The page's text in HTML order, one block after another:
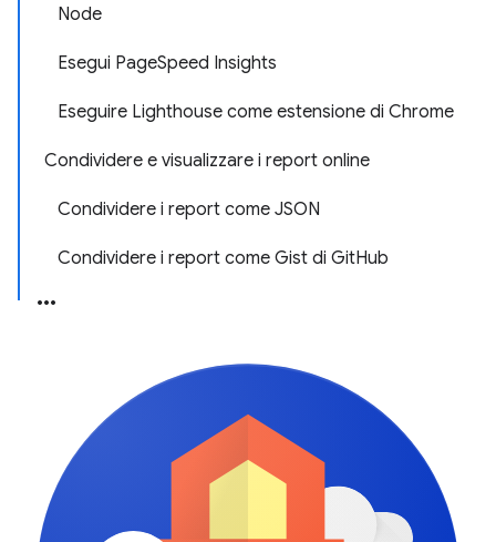
Node
Esegui PageSpeed Insights
Eseguire Lighthouse come estensione di Chrome
Condividere e visualizzare i report online
Condividere i report come JSON
Condividere i report come Gist di GitHub